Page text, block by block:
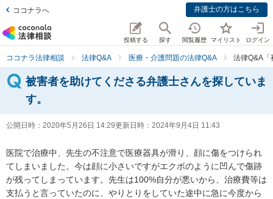
ココナラへ 弁護士の方はこちら
投稿する 探す 閲覧履歴 マイリスト ログイン
ココナラ法律相談 法律Q&A 医療・介護問題の法律Q&A 法律Q&A
被害者を助けてくださる弁護士さんを探していま
す。
公開日時： 2020年5月26日 14:29更新日時： 2024年9月4日 11:43
医院で治療中、先生の不注意で医療器具が滑り、顔に傷をつけられ
てしまいました。今は顔に小さいですがエクボのように凹んで傷跡
が残ってしまっています。先生は100%自分が悪いから、治療費等は
支払うと言っていたのに、やりとりをしていた途中に急に今度から